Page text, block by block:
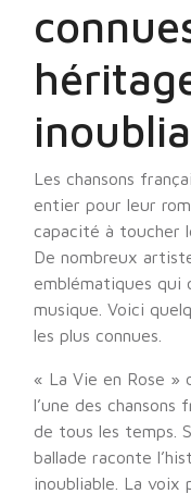
Les chansons
entier pour leur
capacité à toucher
De nombreux
emblématiques qui
musique. Voici
les plus connues.
« La Vie en Rose »
l’une des chansons
de tous les temps.
ballade raconte
inoubliable. La voix